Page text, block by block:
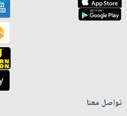
تواصل معنا